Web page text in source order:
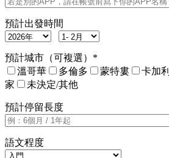
預計出發時間
預計城市（可複選）*
溫哥華
多倫多 蒙特婁 卡加利
家
未決定/其他
預計停留長度
語文程度